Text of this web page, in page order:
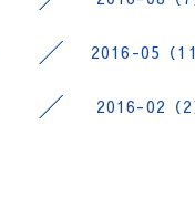
2016-05（11
2016-02（2